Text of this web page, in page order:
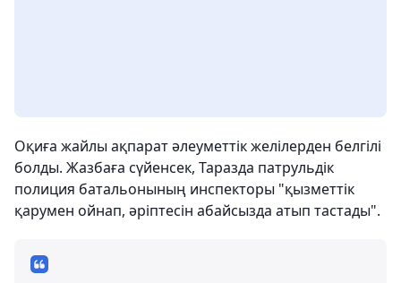
Оқиға жайлы ақпарат әлеуметтік желілерден белгілі
болды. Жазбаға сүйенсек, Таразда патрульдік
полиция батальонының инспекторы "қызметтік
қарумен ойнап, әріптесін абайсызда атып тастады".